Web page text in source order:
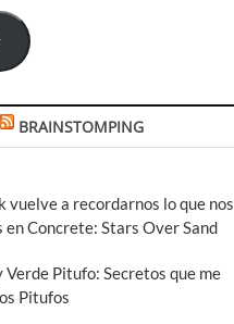
BRAINSTOMPING
vuelve a recordarnos lo que nos
en Concrete: Stars Over Sand
Verde Pitufo: Secretos que me
Pitufos